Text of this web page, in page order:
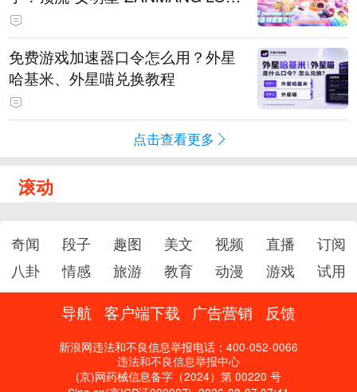
PY 正版3D消除手游《消消奇遇》
惊喜曝光
免费游戏加速器口令怎么用？外星
哈基米、外星喵兑换教程
点击查看更多
滚动
奇闻 段子 趣图 美文 视频 直播
订阅
八卦
情感 旅游 教育 动漫 游戏 试用
导航 客户端下载 广告营销 反馈
新浪网违法和不良信息举报电话：400-052-0066
违法和不良信息举报中心
(京)网药械信息备字（2024）第 00220 号